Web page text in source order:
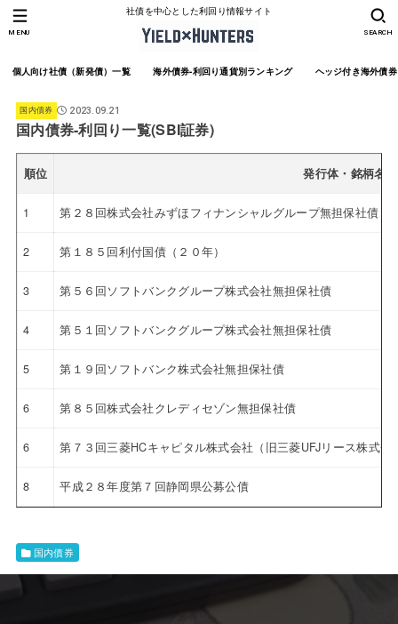
社債を中心とした利回り情報サイト
個人向け社債（新発債）一覧 海外債券-利回り通貨別ランキング ヘッジ付き海外債
SEARCH
MENU
国内債券 2023.09.21
国内債券-利回り一覧(SBI証券)
順位 発行体・銘柄名
1 第２８回株式会社みずほフィナンシャルグループ無担保社債
2 第１８５回利付国債（２０年）
3 第５６回ソフトバンクグループ株式会社無担保社債
4 第５１回ソフトバンクグループ株式会社無担保社債
5 第１９回ソフトバンク株式会社無担保社債
6 第８５回株式会社クレディセゾン無担保社債
6 第７３回三菱HCキャピタル株式会社（旧三菱UFJリース株式会
8 平成２８年度第７回静岡県公募公債
国内債券